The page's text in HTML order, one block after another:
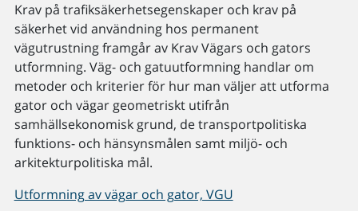
Krav på trafiksäkerhetsegenskaper och krav på
säkerhet vid användning hos permanent
vägutrustning framgår av Krav Vägars och gators
utformning. Väg- och gatuutformning handlar om
metoder och kriterier för hur man väljer att utforma
gator och vägar geometriskt utifrån
samhällsekonomisk grund, de transportpolitiska
funktions- och hänsynsmålen samt miljö- och
arkitekturpolitiska mål.
Utformning av vägar och gator, VGU